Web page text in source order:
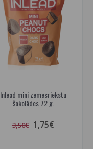
Inlead mini zemesriekstu
šokolādes 72 g.
3,50€ 1,75€